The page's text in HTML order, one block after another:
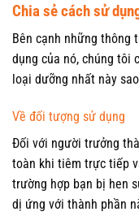
Chia sẻ cách sử
Bên cạnh những thông
dụng của nó, chúng tôi
loại dưỡng nhất này
Về đối tượng sử dụng
Đối với người trưởng
toàn khi tiêm trực tiếp
trường hợp bạn bị hen
dị ứng với thành phần